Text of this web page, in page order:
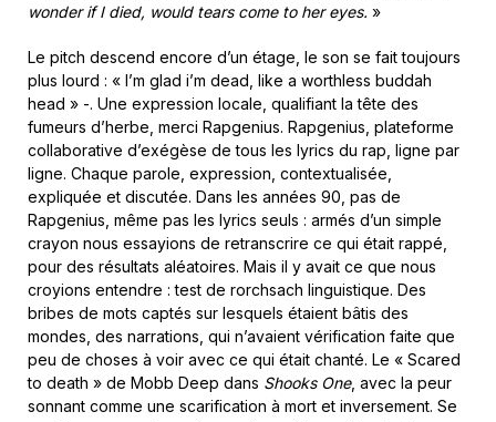
wonder if I died, would tears come to her eyes. »
Le pitch descend encore d’un étage, le son se fait toujours
plus lourd : « I’m glad i’m dead, like a worthless buddah
head » -. Une expression locale, qualifiant la tête des
fumeurs d’herbe, merci Rapgenius. Rapgenius, plateforme
collaborative d’exégèse de tous les lyrics du rap, ligne par
ligne. Chaque parole, expression, contextualisée,
expliquée et discutée. Dans les années 90, pas de
Rapgenius, même pas les lyrics seuls : armés d’un simple
crayon nous essayions de retranscrire ce qui était rappé,
pour des résultats aléatoires. Mais il y avait ce que nous
croyions entendre : test de rorchsach linguistique. Des
bribes de mots captés sur lesquels étaient bâtis des
mondes, des narrations, qui n’avaient vérification faite que
peu de choses à voir avec ce qui était chanté. Le « Scared
to death » de Mobb Deep dans Shooks One, avec la peur
sonnant comme une scarification à mort et inversement. Se